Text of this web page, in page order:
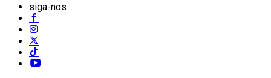
siga-nos